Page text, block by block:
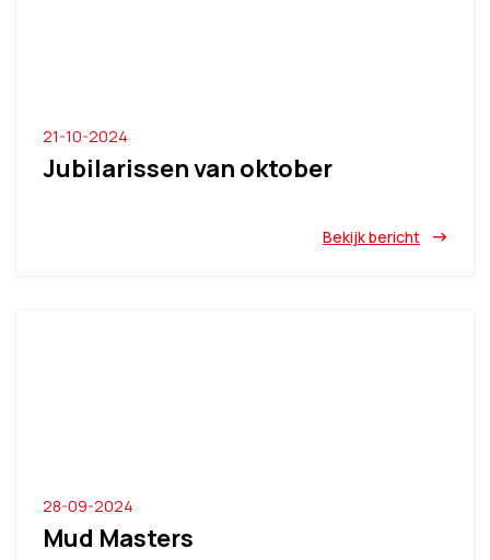
21-10-2024
Jubilarissen van oktober
Bekijk bericht
28-09-2024
Mud Masters